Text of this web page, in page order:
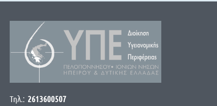
Τηλ.: 2613600507